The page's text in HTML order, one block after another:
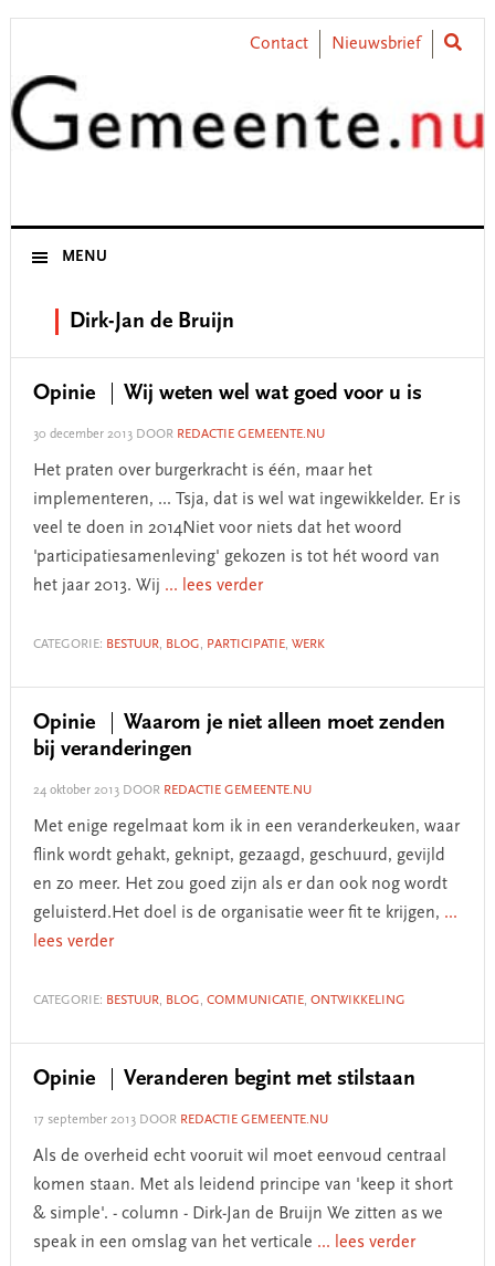
Skip
primary
navigation
Skip
content
Skip
primary
sidebar
Skip
footer
Contact Nieuwsbrief
MENU
Dirk-Jan de Bruijn
Opinie Wij weten wel wat goed voor u is
30 december 2013DOOR REDACTIE GEMEENTE.NU
Het praten over burgerkracht is één, maar het
implementeren, ... Tsja, dat is wel wat ingewikkelder. Er is
veel te doen in 2014Niet voor niets dat het woord
'participatiesamenleving' gekozen is tot hét woord van
het jaar 2013. Wij ... lees verder
CATEGORIE: BESTUUR, BLOG, PARTICIPATIE, WERK
Opinie
Waarom je niet alleen moet zenden
bij veranderingen
24 oktober 2013DOOR REDACTIE GEMEENTE.NU
Met enige regelmaat kom ik in een veranderkeuken, waar
flink wordt gehakt, geknipt, gezaagd, geschuurd, gevijld
en zo meer. Het zou goed zijn als er dan ook nog wordt
geluisterd.Het doel is de organisatie weer fit te krijgen, ...
lees verder
CATEGORIE: BESTUUR, BLOG, COMMUNICATIE, ONTWIKKELING
Opinie Veranderen begint met stilstaan
17 september 2013DOOR REDACTIE GEMEENTE.NU
Als de overheid echt vooruit wil moet eenvoud centraal
komen staan. Met als leidend principe van 'keep it short
& simple'. - column - Dirk-Jan de Bruijn We zitten as we
speak in een omslag van het verticale ... lees verder